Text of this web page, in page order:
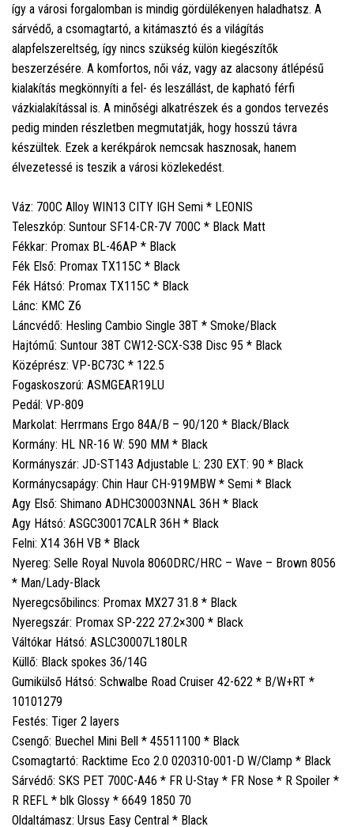
így a városi forgalomban is mindig gördülékenyen haladhatsz. A
sárvédő, a csomagtartó, a kitámasztó és a világítás
alapfelszereltség, így nincs szükség külön kiegészítők
beszerzésére. A komfortos, női váz, vagy az alacsony átlépésű
kialakítás megkönnyíti a fel- és leszállást, de kapható férfi
vázkialakítással is. A minőségi alkatrészek és a gondos tervezés
pedig minden részletben megmutatják, hogy hosszú távra
készültek. Ezek a kerékpárok nemcsak hasznosak, hanem
élvezetessé is teszik a városi közlekedést.
Váz: 700C Alloy WIN13 CITY IGH Semi * LEONIS
Teleszkóp: Suntour SF14-CR-7V 700C * Black Matt
Fékkar: Promax BL-46AP * Black
Fék Első: Promax TX115C * Black
Fék Hátsó: Promax TX115C * Black
Lánc: KMC Z6
Láncvédő: Hesling Cambio Single 38T * Smoke/Black
Hajtómű: Suntour 38T CW12-SCX-S38 Disc 95 * Black
Középrész: VP-BC73C * 122.5
Fogaskoszorú: ASMGEAR19LU
Pedál: VP-809
Markolat: Herrmans Ergo 84A/B – 90/120 * Black/Black
Kormány: HL NR-16 W: 590 MM * Black
Kormányszár: JD-ST143 Adjustable L: 230 EXT: 90 * Black
Kormánycsapágy: Chin Haur CH-919MBW * Semi * Black
Agy Első: Shimano ADHC30003NNAL 36H * Black
Agy Hátsó: ASGC30017CALR 36H * Black
Felni: X14 36H VB * Black
Nyereg: Selle Royal Nuvola 8060DRC/HRC – Wave – Brown 8056
* Man/Lady-Black
Nyeregcsőbilincs: Promax MX27 31.8 * Black
Nyeregszár: Promax SP-222 27.2×300 * Black
Váltókar Hátsó: ASLC30007L180LR
Küllő: Black spokes 36/14G
Gumikülső Hátsó: Schwalbe Road Cruiser 42-622 * B/W+RT *
10101279
Festés: Tiger 2 layers
Csengő: Buechel Mini Bell * 45511100 * Black
Csomagtartó: Racktime Eco 2.0 020310-001-D W/Clamp * Black
Sárvédő: SKS PET 700C-A46 * FR U-Stay * FR Nose * R Spoiler *
R REFL * blk Glossy * 6649 1850 70
Oldaltámasz: Ursus Easy Central * Black